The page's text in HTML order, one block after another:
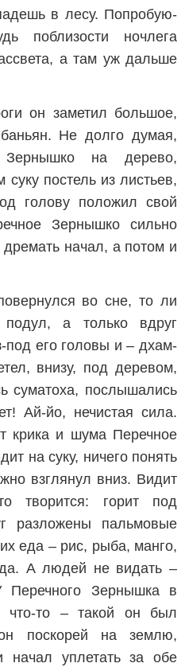
в лесу. Попробую-
поблизости ночлега
а там уж дальше
он заметил большое,
Не долго думая,
Зернышко на дерево,
суку постель из листьев,
голову положил свой
Зернышко сильно
дремать начал, а потом и
во сне, то ли
а только вдруг
под его головы и – дхам-
внизу, под деревом,
суматоха, послышались
Ай-йо, нечистая сила.
крика и шума Перечное
на суку, ничего понять
взглянул вниз. Видит
творится: горит под
разложены пальмовые
еда – рис, рыба, манго,
А людей не видать –
Зернышка в
что-то – такой он был
поскорей на землю,
начал уплетать за обе